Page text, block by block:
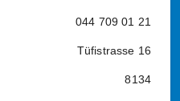
044 709 01 21
Tüfistrasse 16
8134